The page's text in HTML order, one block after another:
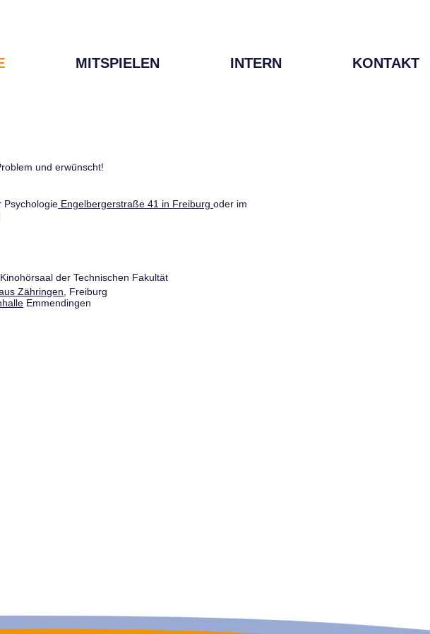
MITSPIELEN INTERN KONTAKT
und erwünscht!
Psychologie Engelbergerstraße 41 in Freiburg oder im
der Technischen Fakultät
Zähringen , Freiburg
Emmendingen